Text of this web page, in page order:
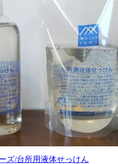
ズ/台所用液体せっけん